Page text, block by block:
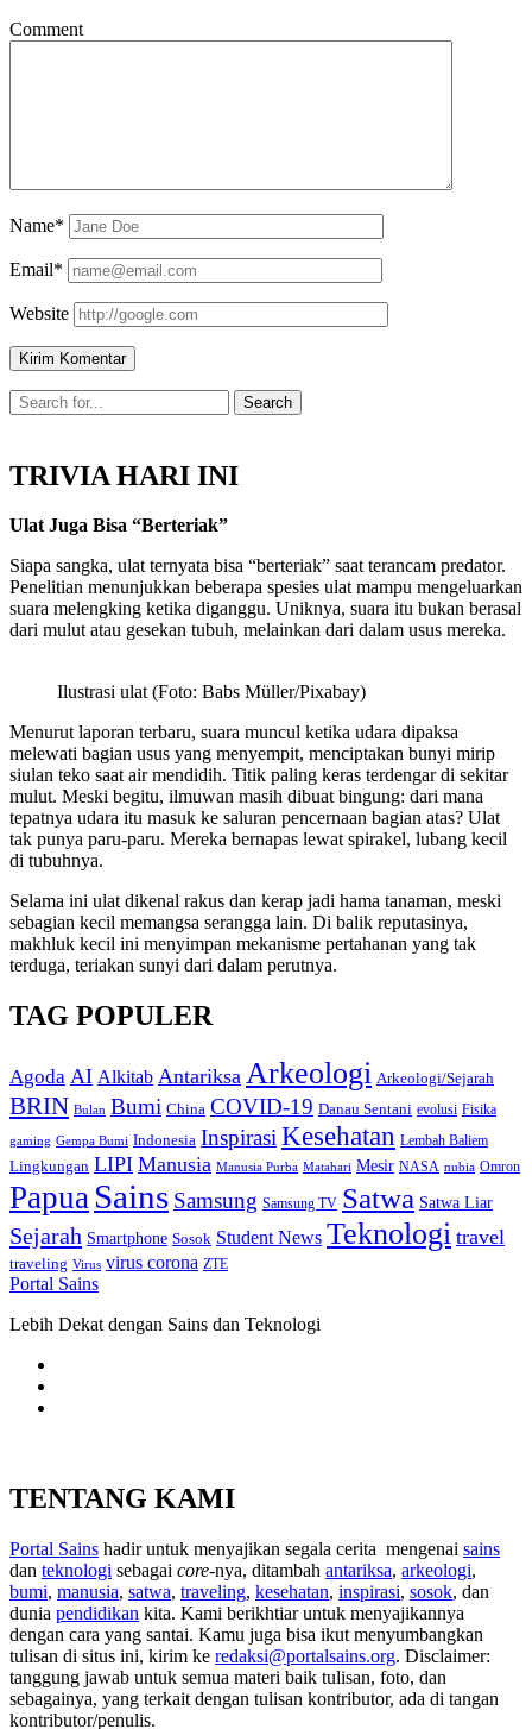
Comment
Name*
Email*
Website
TRIVIA HARI INI
Ulat Juga Bisa “Berteriak”
Siapa sangka, ulat ternyata bisa “berteriak” saat terancam predator.
Penelitian menunjukkan beberapa spesies ulat mampu mengeluarkan
suara melengking ketika diganggu. Uniknya, suara itu bukan berasal
dari mulut atau gesekan tubuh, melainkan dari dalam usus mereka.
Ilustrasi ulat (Foto: Babs Müller/Pixabay)
Menurut laporan terbaru, suara muncul ketika udara dipaksa
melewati bagian usus yang menyempit, menciptakan bunyi mirip
siulan teko saat air mendidih. Titik paling keras terdengar di sekitar
mulut. Meski begitu, ilmuwan masih dibuat bingung: dari mana
tepatnya udara itu masuk ke saluran pencernaan bagian atas? Ulat
tak punya paru-paru. Mereka bernapas lewat spirakel, lubang kecil
di tubuhnya.
Selama ini ulat dikenal rakus dan kerap jadi hama tanaman, meski
sebagian kecil memangsa serangga lain. Di balik reputasinya,
makhluk kecil ini menyimpan mekanisme pertahanan yang tak
terduga, teriakan sunyi dari dalam perutnya.
TAG POPULER
Agoda AI Alkitab Antariksa Arkeologi Arkeologi/Sejarah
BRIN Bulan Bumi China COVID-19 Danau Sentani evolusi Fisika
gaming Gempa Bumi Indonesia InspirasiKesehatan Lembah Baliem
Lingkungan LIPI Manusia Manusia Purba Matahari Mesir NASA nubia Omron
Papua Sains Samsung Samsung TV Satwa Satwa Liar
Sejarah Smartphone Sosok Student News Teknologi travel
traveling Virus virus corona ZTE
Portal Sains
Lebih Dekat dengan Sains dan Teknologi
TENTANG KAMI
Portal Sains hadir untuk menyajikan segala cerita mengenai sains
dan teknologi sebagai core-nya, ditambah antariksa, arkeologi,
bumi, manusia, satwa, traveling, kesehatan, inspirasi, sosok, dan
dunia pendidikan kita. Kami berikhtiar untuk menyajikannya
dengan cara yang santai. Kamu juga bisa ikut menyumbangkan
tulisan di situs ini, kirim ke redaksi@portalsains.org. Disclaimer:
tanggung jawab untuk semua materi baik tulisan, foto, dan
sebagainya, yang terkait dengan tulisan kontributor, ada di tangan
kontributor/penulis.